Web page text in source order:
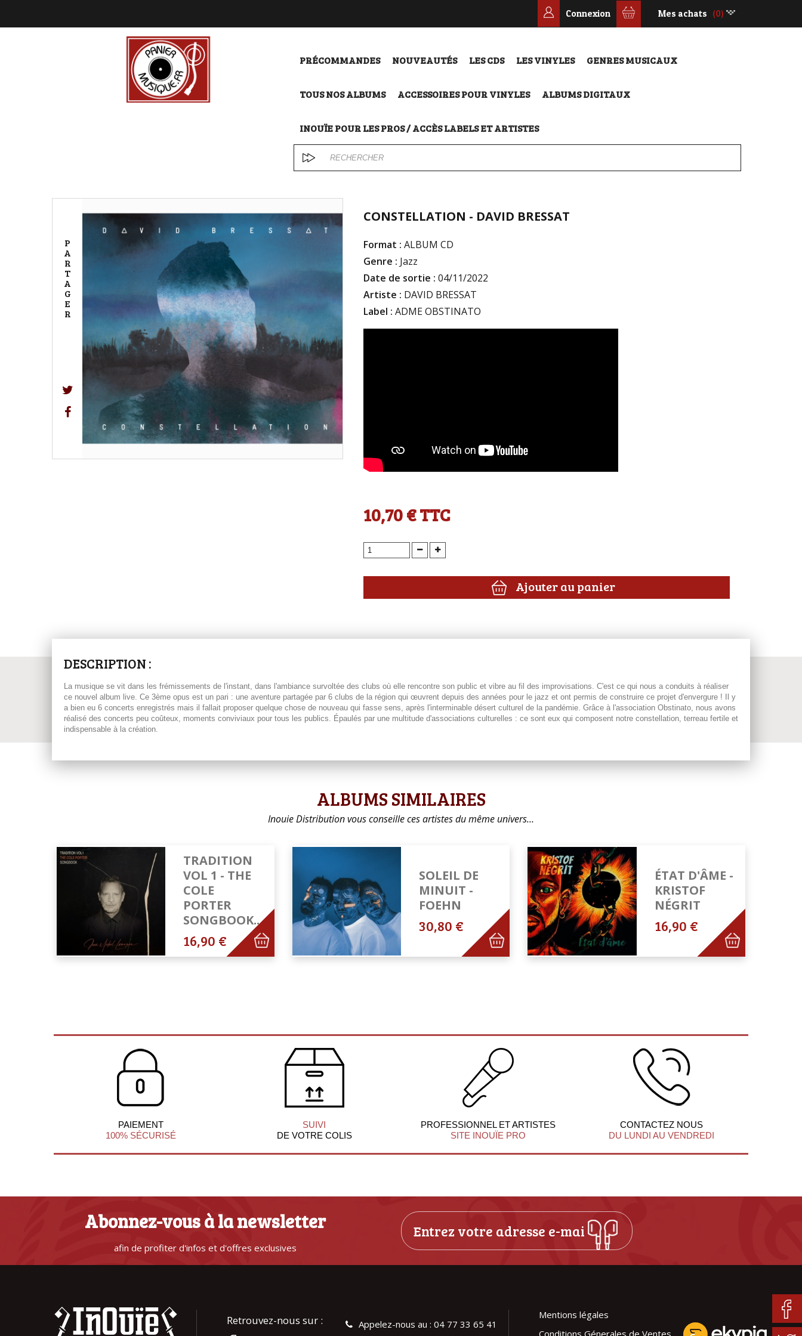
Mes achats (0)
Connexion
PRÉCOMMANDES NOUVEAUTÉS LES CDS LES VINYLES GENRES MUSICAUX
TOUS NOS ALBUMS ACCESSOIRES POUR VINYLES ALBUMS DIGITAUX
INOUÏE POUR LES PROS / ACCÈS LABELS ET ARTISTES
P
A
R
T
A
G
E
R
CONSTELLATION - DAVID BRESSAT
Format : ALBUM CD
Genre : Jazz
Date de sortie : 04/11/2022
Artiste : DAVID BRESSAT
Label : ADME OBSTINATO
10,70 €TTC
Ajouter au panier
DESCRIPTION :
La musique se vit dans les frémissements de l'instant, dans l'ambiance survoltée des clubs où elle rencontre son public et vibre au fil des improvisations. C'est ce qui nous a conduits à réaliser
ce nouvel album live. Ce 3ème opus est un pari : une aventure partagée par 6 clubs de la région qui œuvrent depuis des années pour le jazz et ont permis de construire ce projet d'envergure ! Il y
a bien eu 6 concerts enregistrés mais il fallait proposer quelque chose de nouveau qui fasse sens, après l'interminable désert culturel de la pandémie. Grâce à l'association Obstinato, nous avons
réalisé des concerts peu coûteux, moments conviviaux pour tous les publics. Épaulés par une multitude d'associations culturelles : ce sont eux qui composent notre constellation, terreau fertile et
indispensable à la création.
ALBUMS SIMILAIRES
Inouie Distribution vous conseille ces artistes du même univers…
TRADITION
VOL 1 - THE
COLE
PORTER
SONGBOOK...
16,90 €
SOLEIL DE
MINUIT -
FOEHN
30,80 €
ÉTAT D'ÂME -
KRISTOF
NÉGRIT
16,90 €
PAIEMENT
100% SÉCURISÉ
SUIVI
DE VOTRE COLIS
PROFESSIONNEL ET ARTISTES
SITE INOUÏE PRO
CONTACTEZ NOUS
DU LUNDI AU VENDREDI
Abonnez-vous à la newsletter
afin de profiter d'infos et d'offres exclusives
Retrouvez-nous sur : Appelez-nous au : 04 77 33 65 41
Mentions légales